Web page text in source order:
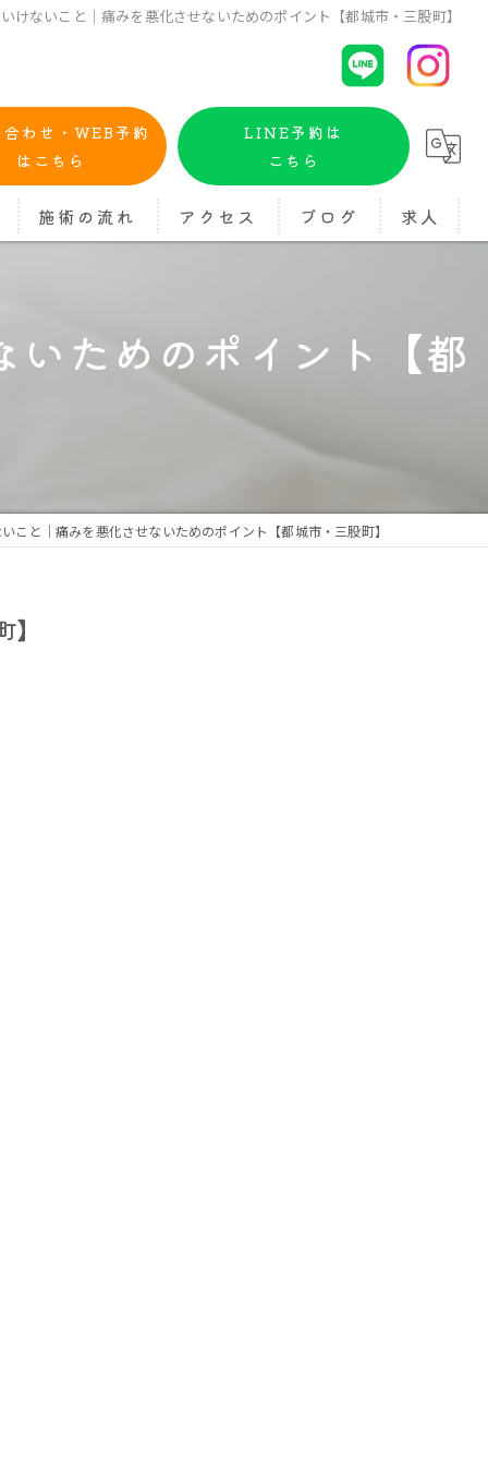
けないこと｜痛みを悪化させないためのポイント【都城市・三股町】
わせ・WEB予約
はこちら
LINE予約は
こちら
施術の流れ アクセス ブログ 求人
ためのポイント【都
こと｜痛みを悪化させないためのポイント【都城市・三股町】